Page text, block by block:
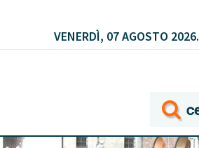
VENERDÌ, 07 AGOSTO 2026.